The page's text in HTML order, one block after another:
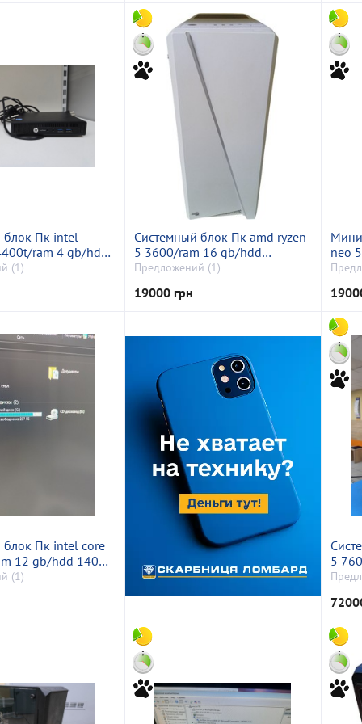
блок Пк intel
ram 4 gb/hdd
(1)
Системный блок Пк amd ryzen
5 3600/ram 16 gb/hdd
відсутній+відсутній/ssd 250
(geforce) 8gb
Предложений (1)
19000 грн
neo
блок Пк intel core
12 gb/hdd 140
amd rx 5700 xt
(1)
5